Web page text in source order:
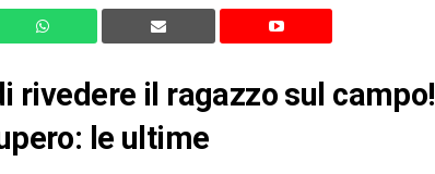
rivedere il ragazzo sul campo!
le ultime